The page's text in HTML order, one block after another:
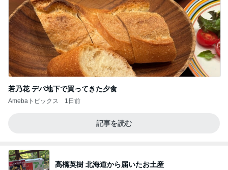
若乃花 デパ地下で買ってきた夕食
Amebaトピックス 1日前
記事を読む
高橋英樹 北海道から届いたお土産